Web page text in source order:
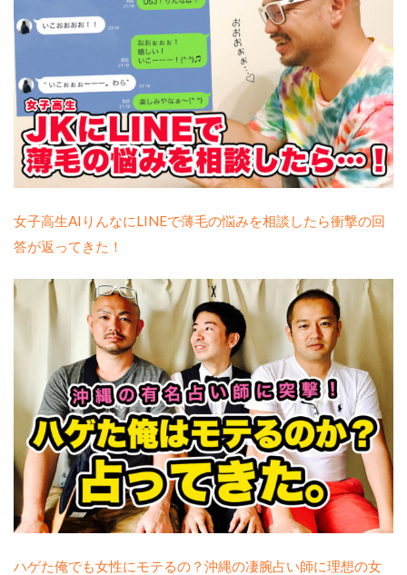
女子高生AIりんなにLINEで薄毛の悩みを相談したら衝撃の回
答が返ってきた！
ハゲた俺でも女性にモテるの？沖縄の凄腕占い師に理想の女